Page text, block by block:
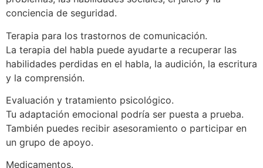
conciencia de seguridad.
Terapia para los trastornos de comunicación.
La terapia del habla puede ayudarte a recuperar las
habilidades perdidas en el habla, la audición, la escritura
y la comprensión.
Evaluación y tratamiento psicológico.
Tu adaptación emocional podría ser puesta a prueba.
También puedes recibir asesoramiento o participar en
un grupo de apoyo.
Medicamentos.